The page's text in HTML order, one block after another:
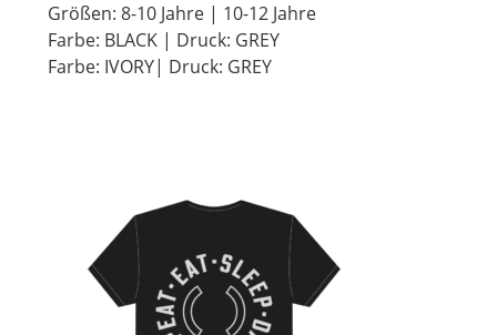
Größen: 8-10 Jahre | 10-12 Jahre
Farbe: BLACK | Druck: GREY
Farbe: IVORY| Druck: GREY